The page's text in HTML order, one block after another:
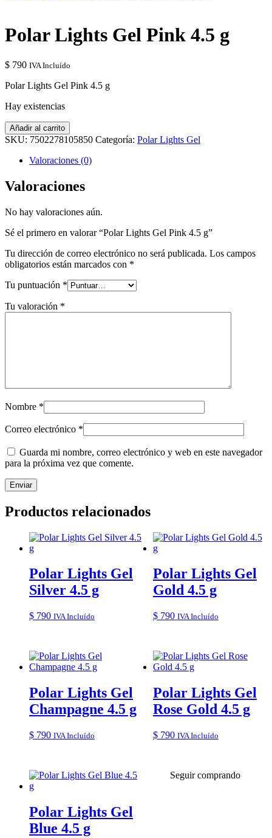
Polar Lights Gel Pink 4.5 g
$ 790 IVA Incluído
Polar Lights Gel Pink 4.5 g
Hay existencias
Polar
Lights
Pink
g
cantidad
Añadir al carrito
SKU: 7502278105850 Categoría: Polar Lights Gel
Valoraciones (0)
Valoraciones
No hay valoraciones aún.
Sé el primero en valorar “Polar Lights Gel Pink 4.5 g”
Tu dirección de correo electrónico no será publicada. Los campos
obligatorios están marcados con *
Tu puntuación *
Tu valoración *
Nombre *
Correo electrónico *
Guarda mi nombre, correo electrónico y web en este navegador
para la próxima vez que comente.
Productos relacionados
Polar Lights Gel
Silver 4.5 g
$ 790 IVA Incluído
Polar Lights Gel
Gold 4.5 g
$790 IVA Incluído
Polar Lights Gel
Champagne 4.5 g
$ 790 IVA Incluído
Polar Lights Gel
Rose Gold 4.5 g
$790 IVA Incluído
Polar Lights Gel
Blue 4.5 g
Seguir comprando